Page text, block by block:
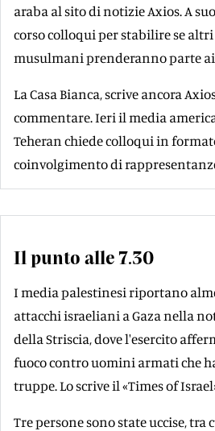
araba al sito di notizie Axios. A
corso colloqui per stabilire se
musulmani prenderanno parte
La Casa Bianca, scrive ancora
commentare. Ieri il media
Teheran chiede colloqui in
coinvolgimento di
Il punto alle 7.30
I media palestinesi riportano
attacchi israeliani a Gaza nella
della Striscia, dove l'esercito
fuoco contro uomini armati che
truppe. Lo scrive il «Times of
Tre persone sono state uccise, tra